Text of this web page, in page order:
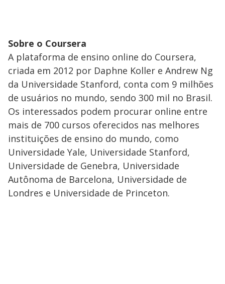
Sobre o Coursera
A plataforma de ensino online do Coursera,
criada em 2012 por Daphne Koller e Andrew Ng
da Universidade Stanford, conta com 9 milhões
de usuários no mundo, sendo 300 mil no Brasil.
Os interessados podem procurar online entre
mais de 700 cursos oferecidos nas melhores
instituições de ensino do mundo, como
Universidade Yale, Universidade Stanford,
Universidade de Genebra, Universidade
Autônoma de Barcelona, Universidade de
Londres e Universidade de Princeton.